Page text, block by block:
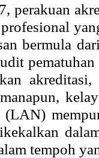
perakuan
bermula
(LAN)
tempoh